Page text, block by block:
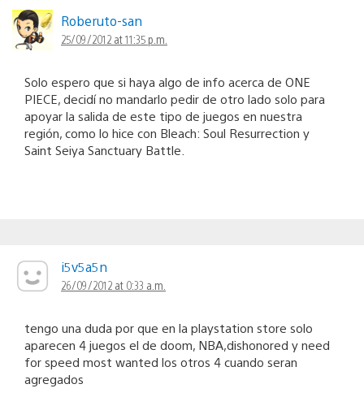
Roberuto-san
25/09/2012 at 11:35 p.m.
Solo espero que si haya algo de info acerca de ONE
PIECE, decidí no mandarlo pedir de otro lado solo para
apoyar la salida de este tipo de juegos en nuestra
región, como lo hice con Bleach: Soul Resurrection y
Saint Seiya Sanctuary Battle.
i5v5a5n
26/09/2012 at 0:33 a.m.
tengo una duda por que en la playstation store solo
aparecen 4 juegos el de doom, NBA,dishonored y need
for speed most wanted los otros 4 cuando seran
agregados